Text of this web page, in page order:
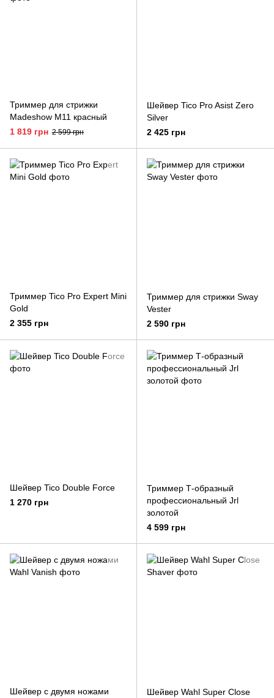
Триммер для стрижки
Madeshow M11 красный
1 819 грн 2 599 грн
Шейвер Tico Pro Asist Zero
Silver
2 425 грн
Триммер Tico Pro Expert Mini
Gold
2 355 грн
Триммер для стрижки Sway
Vester
2 590 грн
Шейвер Tico Double Force
1 270 грн
Триммер Т-образный
профессиональный Jrl
золотой
4 599 грн
Шейвер с двумя ножами
Шейвер Wahl Super Close